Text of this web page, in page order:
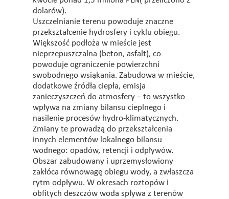
dolarów).
Uszczelnianie terenu powoduje znaczne
przekształcenie hydrosfery i cyklu obiegu.
Większość podłoża w mieście jest
nieprzepuszczalna (beton, asfalt), co
powoduje ograniczenie powierzchni
swobodnego wsiąkania. Zabudowa w mieście,
dodatkowe źródła ciepła, emisja
zanieczyszczeń do atmosfery – to wszystko
wpływa na zmiany bilansu cieplnego i
nasilenie procesów hydro-klimatycznych.
Zmiany te prowadzą do przekształcenia
innych elementów lokalnego bilansu
wodnego: opadów, retencji i odpływów.
Obszar zabudowany i uprzemysłowiony
zakłóca równowagę obiegu wody, a zwłaszcza
rytm odpływu. W okresach roztopów i
obfitych deszczów woda spływa z terenów